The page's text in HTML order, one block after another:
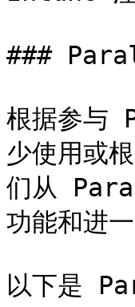
###
根据参与
少使用或
们从
功能和进
以下是